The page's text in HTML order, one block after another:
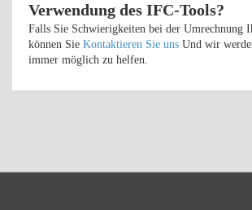
Verwendung des IFC-Tools?
Falls Sie Schwierigkeiten bei der Umrechnung
können Sie Kontaktieren Sie uns Und wir
immer möglich zu helfen.